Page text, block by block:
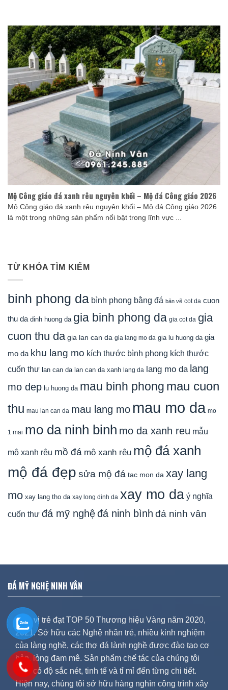
Mộ Công giáo đá xanh rêu nguyên khối – Mộ đá Công giáo 2026
Mộ Công giáo đá xanh rêu nguyên khối – Mộ đá Công giáo 2026
là một trong những sản phẩm nổi bật trong lĩnh vực ...
TỪ KHÓA TÌM KIẾM
binh phong da bình phong bằng đá bản vẽ cot da cuon
thu da dinh huong da gia binh phong da gia cot da gia
cuon thu da gia lan can da gia lang mo da gia lu huong da gia
mo da khu lang mo kích thước bình phong kích thước
cuốn thư lan can da lan can da xanh lang da lang mo da lang
mo dep lu huong da mau binh phong mau cuon
thu mau lan can da mau lang mo mau mo da mo
1 mai mo da ninh binh mo da xanh reu mẫu
mộ xanh rêu mồ đá mộ xanh rêu mộ đá xanh
mộ đá đẹp sửa mộ đá tac mon da xay lang
mo xay lang tho da xay long dinh da xay mo da ý nghĩa
cuốn thư đá mỹ nghệđá ninh bình đá ninh vân
ĐÁ MỸ NGHỆ NINH VÂN
Đơn vị trẻ đạt TOP 50 Thương hiệu Vàng năm 2020,
2021. Sở hữu các Nghệ nhân trẻ, nhiều kinh nghiệm
của làng nghề, các thợ đá lành nghề được đào tạo cơ
bản, lòng đam mê. Sản phẩm chế tác của chúng tôi
luôn có độ sắc nét, tinh tế và tỉ mỉ đến từng chi tiết.
Hiện nay, chúng tôi sở hữu hàng nghìn công trình xây